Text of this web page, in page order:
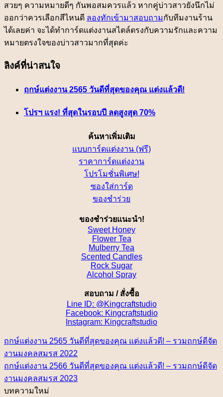
สวยๆ ความหมายดีๆ กันพอสมควรแล้ว หากคู่บ่าวสาวยังนึกไม่
ออกว่าควรเลือกสีไหนดี ลองทักเข้ามาสอบถามกับทีมงานร้าน
ได้เลยค่า จะได้ทำการ์ดแต่งงานสไตล์ตรงกับความรักและความ
หมายตรงใจของบ่าวสาวมากที่สุดค่ะ
ลิงค์ที่น่าสนใจ
ฤกษ์แต่งงาน 2565 วันดีที่สุดของคุณ แต่งแล้วดี!
โปรฯ แรง! ที่สุดในรอบปี ลดสูงสุด 70%
ค้นหาเพิ่มเติม
แบบการ์ดแต่งงาน (ฟรี)
ราคาการ์ดแต่งงาน
โปรโมชั่นพิเศษ!
ซองใส่การ์ด
ของชำร่วย
ของชำร่วยแนะนำ!
Sweet Honey
Flower Tea
Mulberry Tea
Scented Candles
Rock Sugar
Alcohol Spray
สอบถาม / สั่งซื้อ
Line ID: @Kingcraftstudio
Facebook: Kingcraftstudio
Instagram: Kingcraftstudio
ฤกษ์แต่งงาน 2565 วันดีที่สุดของคุณ แต่งแล้วดี! – รวมฤกษ์ดีจัด
งานมงคลสมรส 2022
ฤกษ์แต่งงาน 2566 วันดีที่สุดของคุณ แต่งแล้วดี! – รวมฤกษ์ดีจัด
งานมงคลสมรส 2023
บทความใหม่